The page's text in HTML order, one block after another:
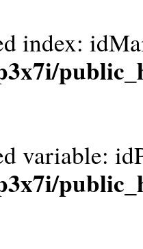
index:
variable: